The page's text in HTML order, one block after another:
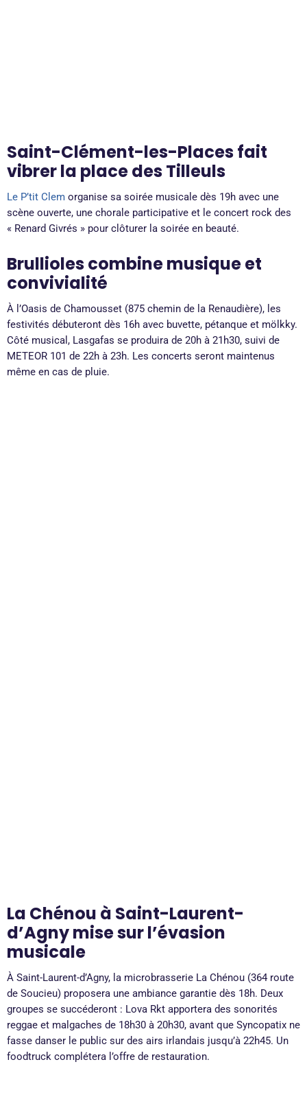
Saint-Clément-les-Places fait
vibrer la place des Tilleuls
Le P’tit Clem organise sa soirée musicale dès 19h avec une
scène ouverte, une chorale participative et le concert rock des
« Renard Givrés » pour clôturer la soirée en beauté.
Brullioles combine musique et
convivialité
À l’Oasis de Chamousset (875 chemin de la Renaudière), les
festivités débuteront dès 16h avec buvette, pétanque et mölkky.
Côté musical, Lasgafas se produira de 20h à 21h30, suivi de
METEOR 101 de 22h à 23h. Les concerts seront maintenus
même en cas de pluie.
La Chénou à Saint-Laurent-
d’Agny mise sur l’évasion
musicale
À Saint-Laurent-d’Agny, la microbrasserie La Chénou (364 route
de Soucieu) proposera une ambiance garantie dès 18h. Deux
groupes se succéderont : Lova Rkt apportera des sonorités
reggae et malgaches de 18h30 à 20h30, avant que Syncopatix ne
fasse danser le public sur des airs irlandais jusqu’à 22h45. Un
foodtruck complétera l’offre de restauration.